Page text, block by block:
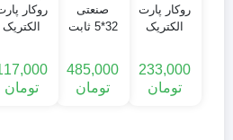
روکار پارت
الکتریک
233,000
تومان
صنعتی
32*5 ثابت
الکتریک
485,000
تومان
روکار
الکتریک
تومان